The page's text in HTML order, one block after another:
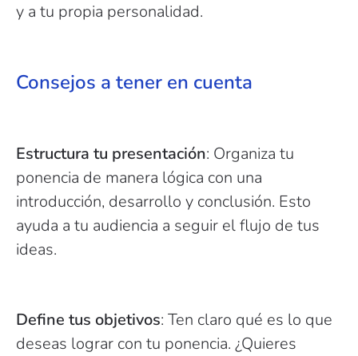
y a tu propia personalidad.
Consejos a tener en cuenta
Estructura tu presentación: Organiza tu
ponencia de manera lógica con una
introducción, desarrollo y conclusión. Esto
ayuda a tu audiencia a seguir el flujo de tus
ideas.
Define tus objetivos: Ten claro qué es lo que
deseas lograr con tu ponencia. ¿Quieres